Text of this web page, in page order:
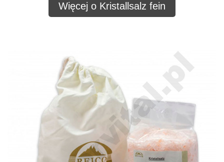
Więcej o Kristallsalz fein